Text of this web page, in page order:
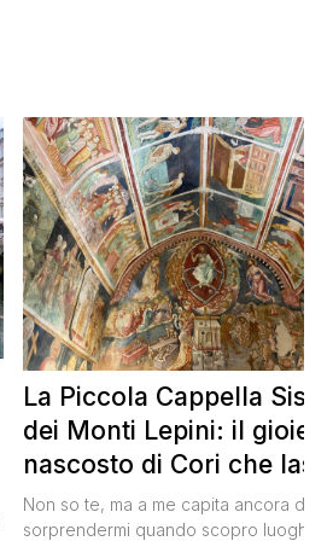
La Piccola Cappella
dei Monti Lepini: il gioiello
nascosto di Cori che
senza parole
Non so te, ma a me capita ancora di
sorprendermi quando scopro luoghi